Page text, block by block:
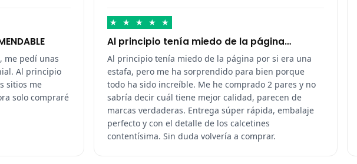
me pedí unas
Al principio
sitios me
solo compraré
★ ★ ★ ★ ★
Al principio tenía miedo de la página…
Al principio tenía miedo de la página por si era una
estafa, pero me ha sorprendido para bien porque
todo ha sido increíble. Me he comprado 2 pares y no
sabría decir cuál tiene mejor calidad, parecen de
marcas verdaderas. Entrega súper rápida, embalaje
perfecto y con el detalle de los calcetines
contentísima. Sin duda volvería a comprar.